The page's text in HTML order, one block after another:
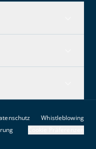
Whistleblowing